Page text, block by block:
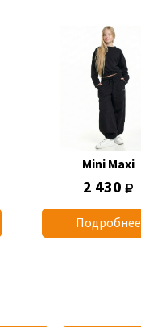
Mini Maxi
2 430
Подробнее